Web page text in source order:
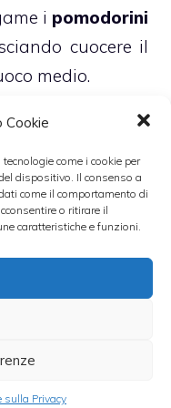
Cookie
come i cookie per
dispositivo. Il consenso a
come il comportamento di
o ritirare il
caratteristiche e funzioni.
sulla Privacy
i pomodorini
cuocere il
medio.
la pasta in
la scoliamo e la
altri ingredienti
bene il